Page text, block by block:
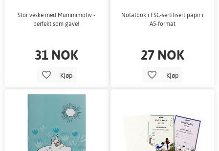
Stor veske med Mummimotiv -
perfekt som gave!
31 NOK
Kjøp
Notatbok i FSC-sertifisert papir i
A5-format
27 NOK
Kjøp